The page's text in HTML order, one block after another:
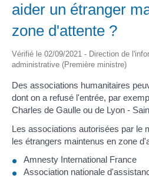
aider un étranger
zone d'attente ?
Vérifié le 02/09/2021 - Direction de
administrative (Première ministre)
Des associations humanitaires
dont on a refusé l'entrée, par
Charles de Gaulle ou de Lyon -
Les associations autorisées par le
les étrangers maintenus en zone
Amnesty International France
Association nationale